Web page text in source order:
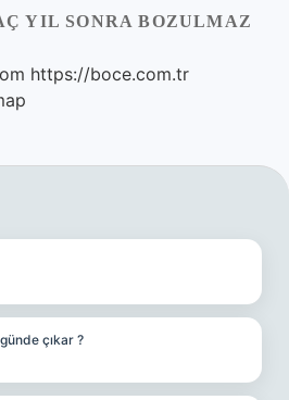
YIL SONRA BOZULMAZ
https://boce.com.tr
çıkar ?